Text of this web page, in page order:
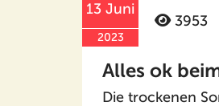
13 Juni
2023
3953
Alles ok
Die trockenen